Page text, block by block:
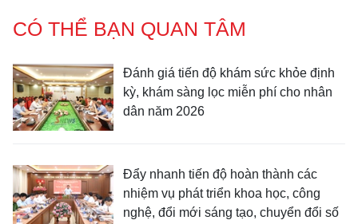
CÓ THỂ BẠN QUAN TÂM
Đánh giá tiến độ khám sức khỏe định
kỳ, khám sàng lọc miễn phí cho nhân
dân năm 2026
Đẩy nhanh tiến độ hoàn thành các
nhiệm vụ phát triển khoa học, công
nghệ, đổi mới sáng tạo, chuyển đổi số